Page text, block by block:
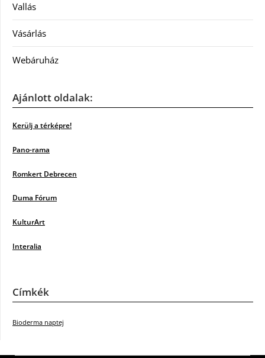
Vallás
Vásárlás
Webáruház
Ajánlott oldalak:
Kerülj a térképre!
Pano-rama
Romkert Debrecen
Duma Fórum
KulturArt
Interalia
Címkék
Bioderma naptej